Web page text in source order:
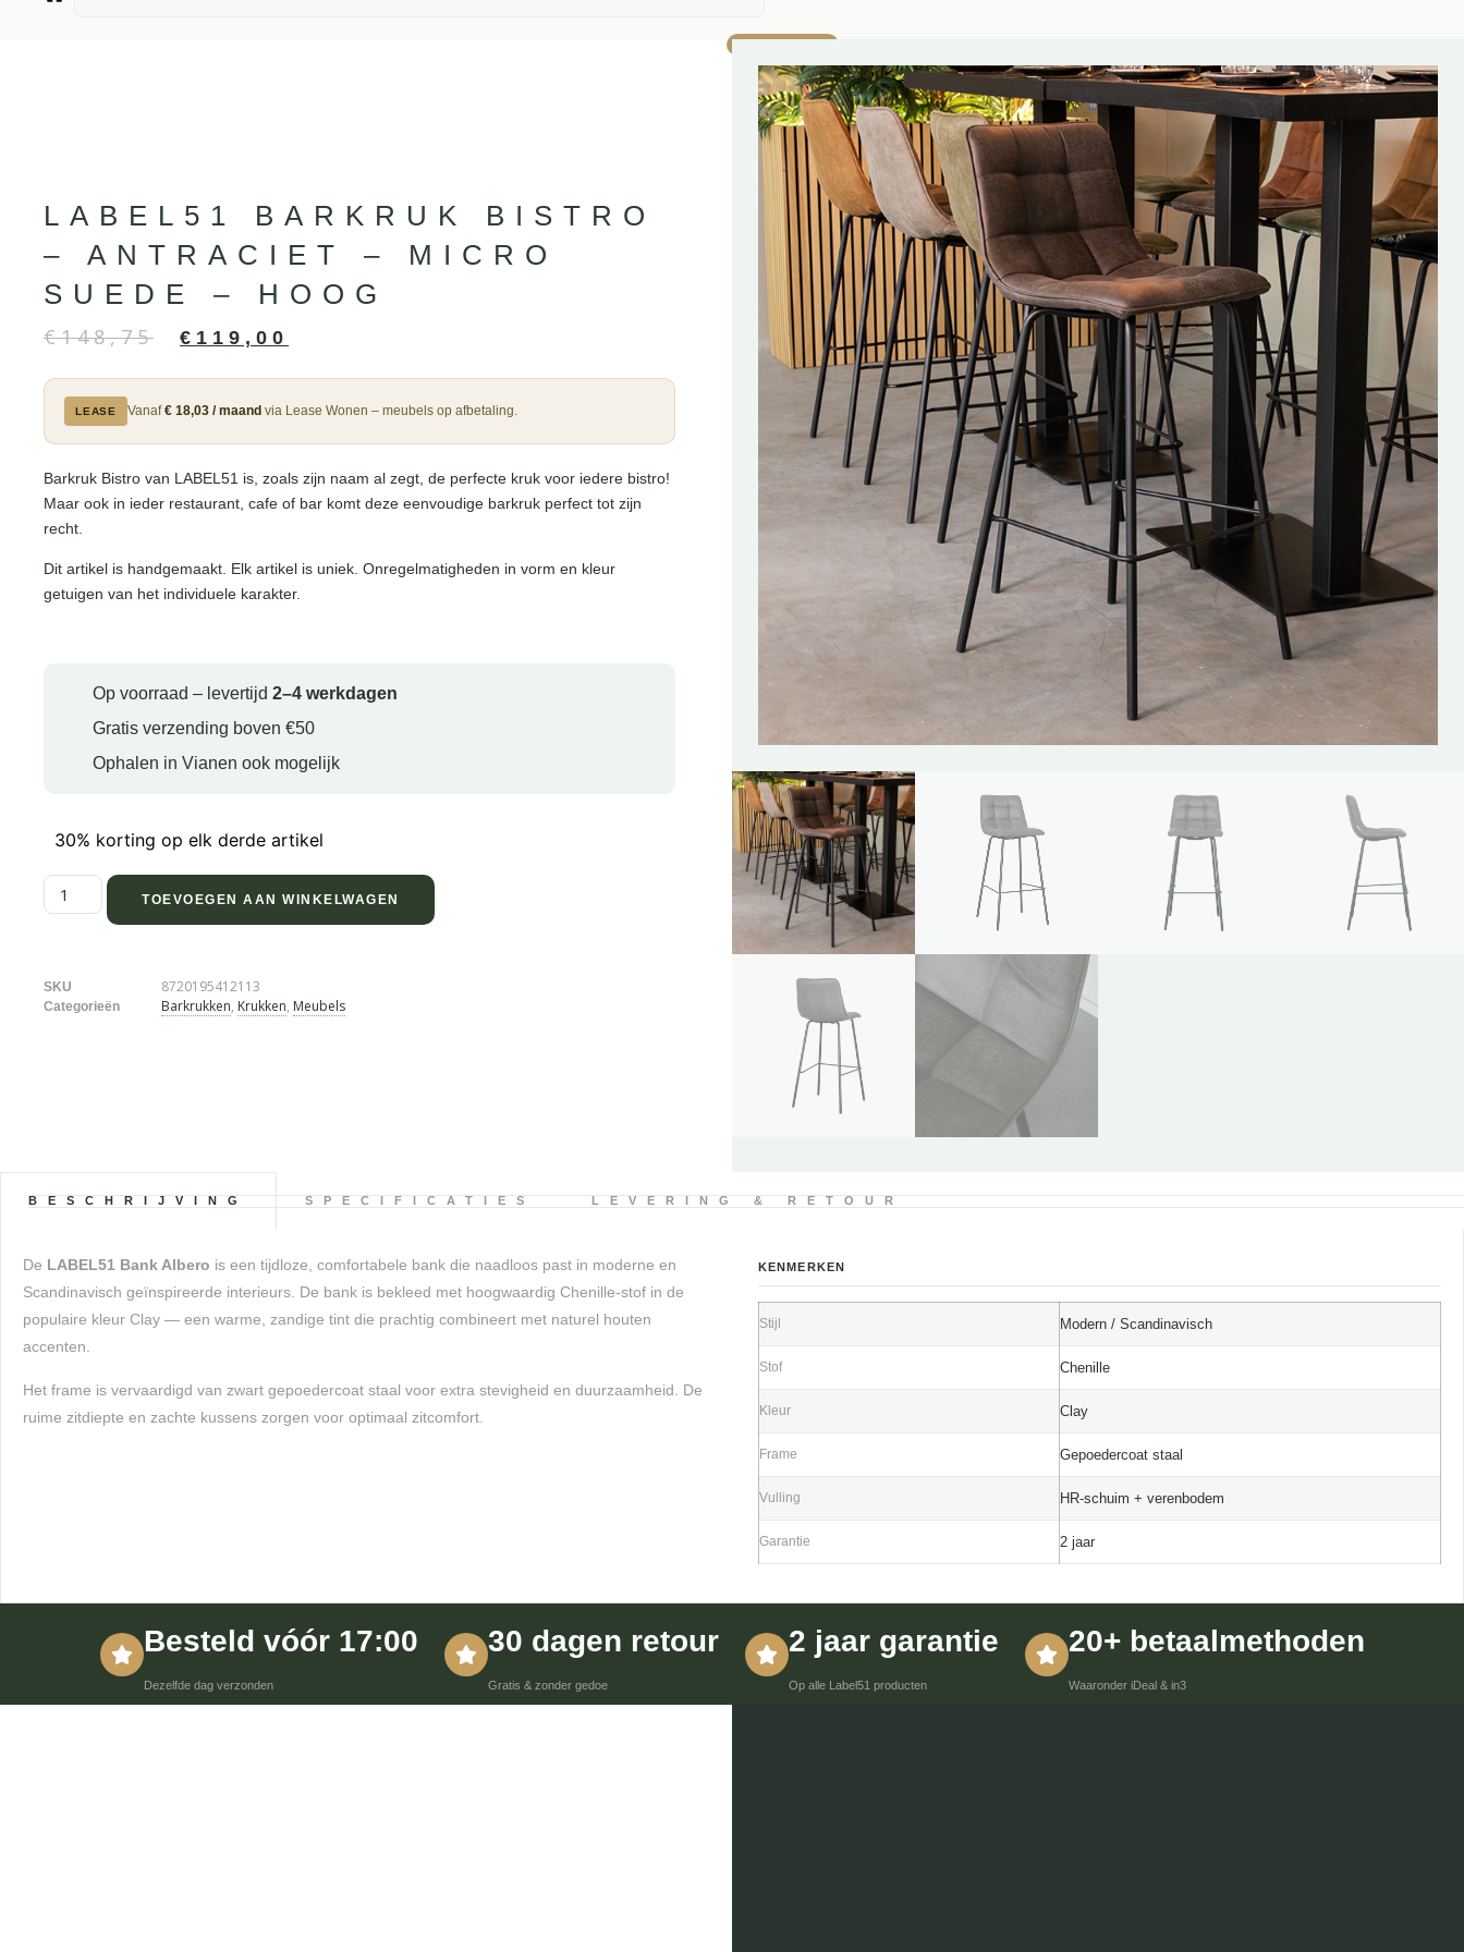
LABEL51 BARKRUK BISTRO
– ANTRACIET – MICRO
SUEDE – HOOG
€148,75 € 119,00
LEASE Vanaf€ 18,03 / maand via Lease Wonen – meubels op afbetaling.
Barkruk Bistro van LABEL51 is, zoals zijn naam al zegt, de perfecte kruk voor iedere bistro!
Maar ook in ieder restaurant, cafe of bar komt deze eenvoudige barkruk perfect tot zijn
recht.
Dit artikel is handgemaakt. Elk artikel is uniek. Onregelmatigheden in vorm en kleur
getuigen van het individuele karakter.
Op voorraad – levertijd 2–4 werkdagen
Gratis verzending boven €50
Ophalen in Vianen ook mogelijk
30% korting op elk derde artikel
TOEVOEGEN AAN WINKELWAGEN
SKU 8720195412113
Categorieën Barkrukken, Krukken, Meubels
BESCHRIJVING SPECIFICATIES LEVERING & RETOUR
De LABEL51 Bank Albero is een tijdloze, comfortabele bank die naadloos past in moderne en
Scandinavisch geïnspireerde interieurs. De bank is bekleed met hoogwaardig Chenille-stof in de
populaire kleur Clay — een warme, zandige tint die prachtig combineert met naturel houten
accenten.
Het frame is vervaardigd van zwart gepoedercoat staal voor extra stevigheid en duurzaamheid. De
ruime zitdiepte en zachte kussens zorgen voor optimaal zitcomfort.
KENMERKEN
Stijl Modern / Scandinavisch
Stof Chenille
Kleur Clay
Frame Gepoedercoat staal
Vulling HR-schuim + verenbodem
Garantie 2 jaar
Besteld vóór 17:00
Dezelfde dag verzonden
30 dagen retour
Gratis & zonder gedoe
2 jaar garantie
Op alle Label51 producten
20+ betaalmethoden
Waaronder iDeal & in3